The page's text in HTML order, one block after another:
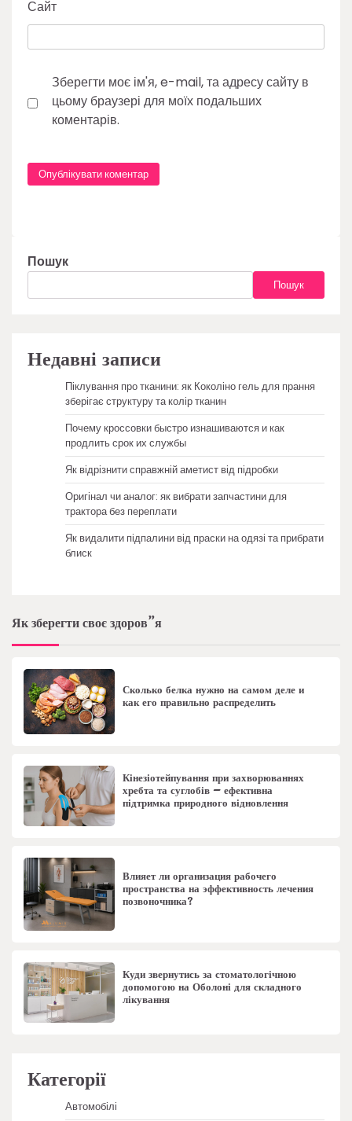
Сайт
Зберегти моє ім'я, e-mail, та адресу сайту в
цьому браузері для моїх подальших
коментарів.
Пошук
Пошук
Недавні записи
Піклування про тканини: як Коколіно гель для прання
зберігає структуру та колір тканин
Почему кроссовки быстро изнашиваются и как
продлить срок их службы
Як відрізнити справжній аметист від підробки
Оригінал чи аналог: як вибрати запчастини для
трактора без переплати
Як видалити підпалини від праски на одязі та прибрати
блиск
Як зберегти своє здоров”я
Сколько белка нужно на самом деле и
как его правильно распределить
Кінезіотейпування при захворюваннях
хребта та суглобів – ефективна
підтримка природного відновлення
Влияет ли организация рабочего
пространства на эффективность лечения
позвоночника?
Куди звернутись за стоматологічною
допомогою на Оболоні для складного
лікування
Категорії
Автомобілі